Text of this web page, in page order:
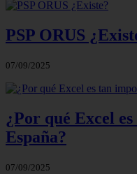
PSP ORUS
07/09/2025
¿Por qué Excel
España?
07/09/2025